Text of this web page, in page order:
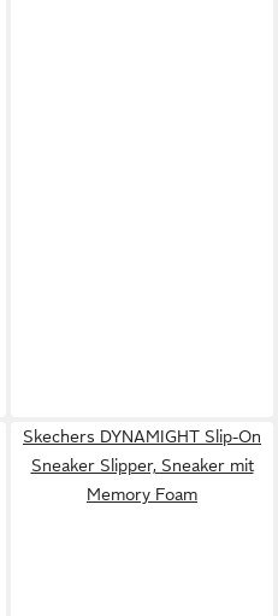
Skechers DYNAMIGHT Slip-On
Sneaker Slipper, Sneaker mit
Memory Foam